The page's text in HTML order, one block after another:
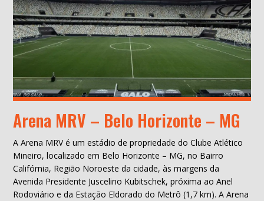
Arena MRV – Belo Horizonte – MG
A Arena MRV é um estádio de propriedade do Clube Atlético
Mineiro, localizado em Belo Horizonte – MG, no Bairro
Califórnia, Região Noroeste da cidade, às margens da
Avenida Presidente Juscelino Kubitschek, próxima ao Anel
Rodoviário e da Estação Eldorado do Metrô (1,7 km). A Arena